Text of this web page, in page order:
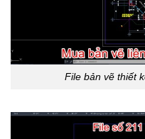
File bản vẽ thiết